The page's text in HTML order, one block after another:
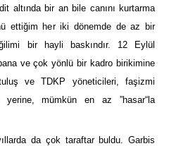
altında bir an bile canını kurtarma
ettiğim her iki dönemde de az bir
bir hayli baskındır. 12 Eylül
ve çok yönlü bir kadro birikimine
ve TDKP yöneticileri, faşizmi
yerine, mümkün en az ”hasar“la
da çok taraftar buldu. Garbis